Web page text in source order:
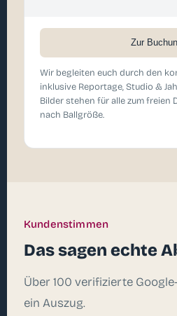
Zur
Wir begleiten euch durch den
inklusive Reportage, Studio &
Bilder stehen für alle zum freien
nach Ballgröße.
Kundenstimmen
Das sagen echte
Über 100 verifizierte
ein Auszug.